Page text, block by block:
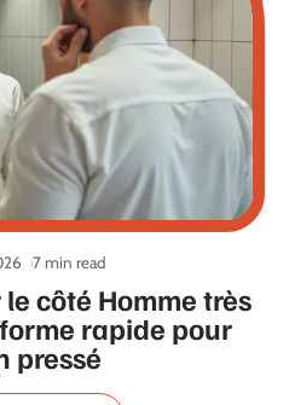
côté Homme très
rapide pour
pressé
7 min read